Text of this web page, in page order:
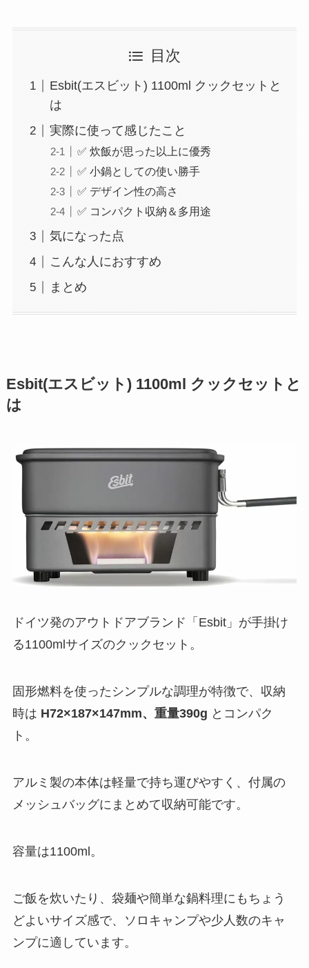
目次
Esbit(エスビット) 1100ml クックセットと
は
実際に使って感じたこと
✅ 炊飯が思った以上に優秀
✅ 小鍋としての使い勝手
✅ デザイン性の高さ
✅ コンパクト収納＆多用途
気になった点
こんな人におすすめ
まとめ
Esbit(エスビット) 1100ml クックセットと
は
ドイツ発のアウトドアブランド「Esbit」が手掛け
る1100mlサイズのクックセット。
固形燃料を使ったシンプルな調理が特徴で、収納
時は H72×187×147mm、重量390g とコンパク
ト。
アルミ製の本体は軽量で持ち運びやすく、付属の
メッシュバッグにまとめて収納可能です。
容量は1100ml。
ご飯を炊いたり、袋麺や簡単な鍋料理にもちょう
どよいサイズ感で、ソロキャンプや少人数のキャ
ンプに適しています。